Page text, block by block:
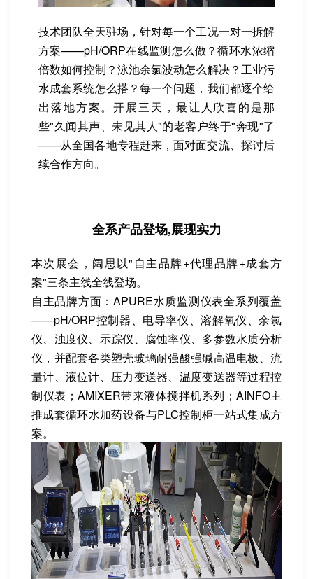
技术团队全天驻场，针对每一个工况一对一拆解
方案——pH/ORP在线监测怎么做？循环水浓缩
倍数如何控制？泳池余氯波动怎么解决？工业污
水成套系统怎么搭？每一个问题，我们都逐个给
出落地方案。开展三天，最让人欣喜的是那
些"久闻其声、未见其人"的老客户终于"奔现"了
——从全国各地专程赶来，面对面交流、探讨后
续合作方向。
全系产品登场,展现实力
本次展会，阔思以"自主品牌+代理品牌+成套方
案"三条主线全线登场。
自主品牌方面：APURE水质监测仪表全系列覆盖
——pH/ORP控制器、电导率仪、溶解氧仪、余氯
仪、浊度仪、示踪仪、腐蚀率仪、多参数水质分析
仪，并配套各类塑壳玻璃耐强酸强碱高温电极、流
量计、液位计、压力变送器、温度变送器等过程控
制仪表；AMIXER带来液体搅拌机系列；AINFO主
推成套循环水加药设备与PLC控制柜一站式集成方
案。